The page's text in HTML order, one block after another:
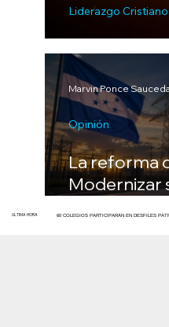
Lo que
Liderazgo Cristiano
La reforma
Modernizar
Opinión
Marvin Ponce Sauceda
ULTIMA HORA 60 COLEGIOS PARTICIPARÁN EN DESFILES